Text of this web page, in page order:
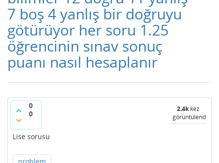
7 boş 4 yanlış bir doğruyu
götürüyor her soru 1.25
öğrencinin sınav sonuç
puanı nasıl hesaplanır
0
0
2.4kkez
görüntülendi
Lise sorusu